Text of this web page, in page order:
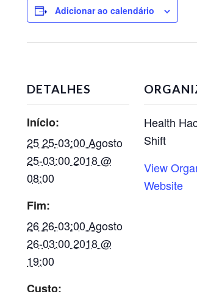
Adicionar ao calendário
DETALHES
Início:
25 25-03:00 Agosto
25-03:00 2018 @
08:00
Fim:
26 26-03:00 Agosto
26-03:00 2018 @
19:00
Custo:
Health
Shift
View
Website